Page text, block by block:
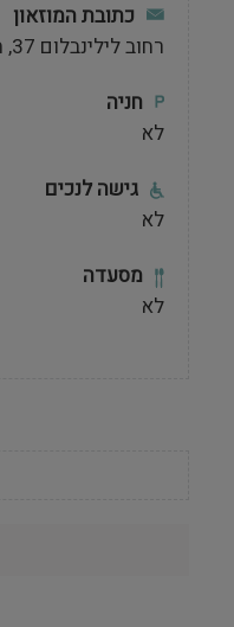
כתובת המוזאון
רחוב לילינבלום 37, תל אביב
חניה
לא
גישה לנכים
לא
מסעדה
לא